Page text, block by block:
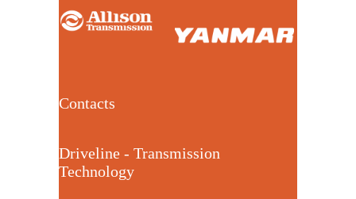
Contacts
Driveline - Transmission
Technology